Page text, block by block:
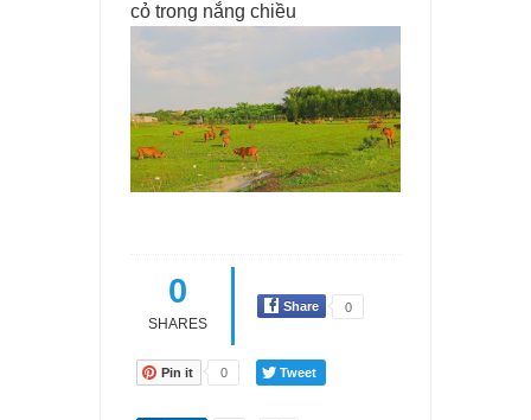
cỏ trong nắng chiều
0
SHARES
Share 0
Pin it 0 Tweet